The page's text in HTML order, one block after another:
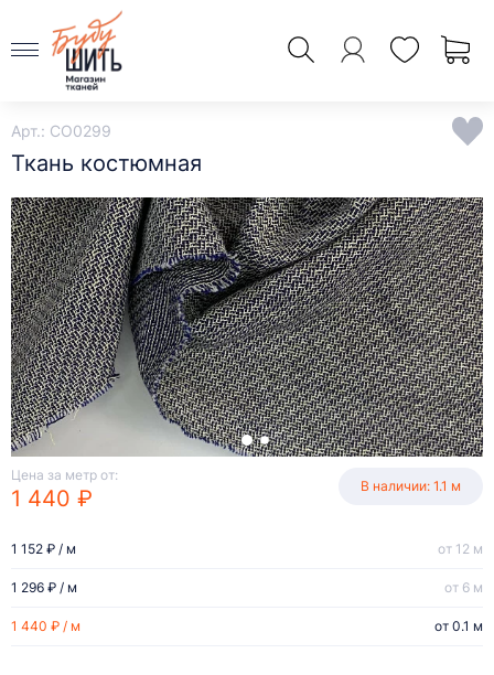
Арт.: CO0299
Ткань костюмная
Цена за метр от:
1 440 ₽ В наличии: 1.1 м
1 440 ₽ / м от 0.1 м
1 296 ₽ / м от 6 м
1 152 ₽ / м от 12 м